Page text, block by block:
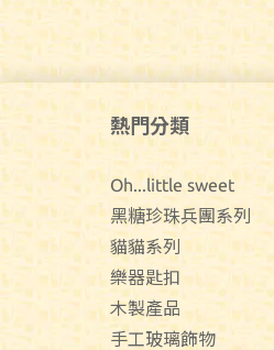
熱門分類
Oh...little sweet
黑糖珍珠兵團系列
貓貓系列
樂器匙扣
木製產品
手工玻璃飾物